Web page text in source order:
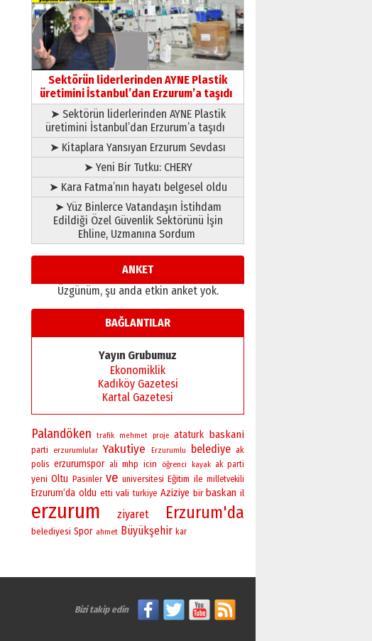
çıtayı yukarı taşırken,
yönetimdekiler aşağı
çekmemeli!
17 Şubat 2026 SalıOrhan BOZKURT
Bir fotoğraf, bir şehir, bir
gazeteci… Dizginler kimin
elinde?
31 Mart 2026 Salı
A. Berhan Yılmaz
BİR BÖLÜM DEĞİL, BİR ÖMÜR
SEÇİYORSUNUZ… “NEDEN
ATATÜRK ÜNİVERSİTESİ?”
28 Temmuz 2026 Salı
Ahmet Gökhan YAZICI
Ahmed Yesevi’den bir
Alperen… ”Reisimiz” idi…
Hakka yürüdü.!
26 Mart 2026 Perşembe
Ardında bıraktığı hatıralarıyla
13 Mayıs 2026 Çarşamba
Esat BİNDESEN
Başkan Sekmen’den Erzurum’a
bir vizyon proje daha!
02 Ağustos 2026 Pazar
Sektörün liderlerinden AYNE Plastik
üretimini İstanbul’dan Erzurum’a taşıdı
➤ Sektörün liderlerinden AYNE Plastik
üretimini İstanbul’dan Erzurum’a taşıdı
➤ Kitaplara Yansıyan Erzurum Sevdası
➤ Yeni Bir Tutku: CHERY
➤ Kara Fatma’nın hayatı belgesel oldu
➤ Yüz Binlerce Vatandaşın İstihdam
Edildiği Özel Güvenlik Sektörünü İşin
Ehline, Uzmanına Sordum
ANKET
Üzgünüm, şu anda etkin anket yok.
BAĞLANTILAR
Yayın Grubumuz
Ekonomiklik
Kadıköy Gazetesi
Kartal Gazetesi
Palandöken trafik mehmet proje ataturk baskani
parti erzurumlular Yakutiye Erzurumlu belediye ak
polis erzurumspor ali mhp icin öğrenci kayak ak parti
yeni Oltu Pasinler ve universitesi Eğitim ile milletvekili
Erzurum’da oldu etti vali turkiye Aziziye bir baskan il
erzurum ziyaret Erzurum'da
belediyesi Spor ahmet Büyükşehir kar
Bizi takip edin